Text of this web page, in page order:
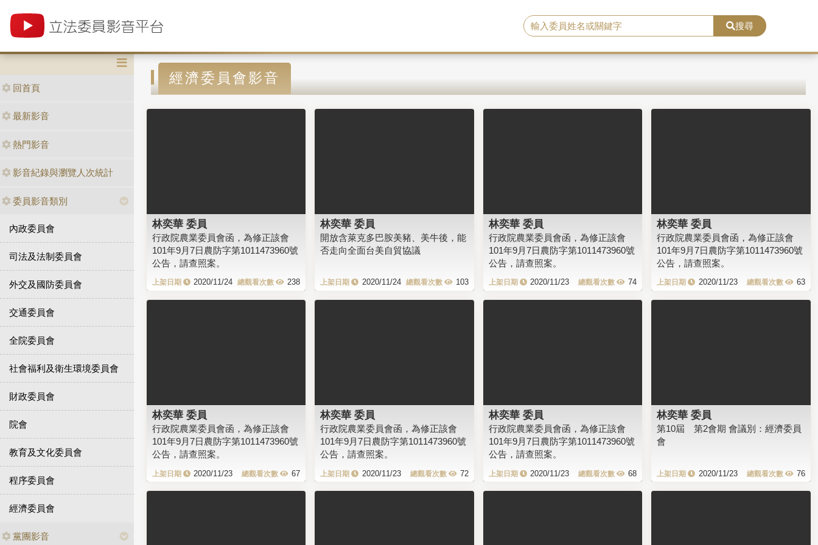
搜尋
回首頁
最新影音
熱門影音
影音紀錄與瀏覽人次統計
委員影音類別
內政委員會
司法及法制委員會
外交及國防委員會
交通委員會
全院委員會
社會福利及衛生環境委員會
財政委員會
院會
教育及文化委員會
程序委員會
經濟委員會
黨團影音
經濟委員會影音
林奕華 委員
行政院農業委員會函，為修正該會
101年9月7日農防字第1011473960號
公告，請查照案。
2020/11/24 238
林奕華 委員
開放含萊克多巴胺美豬、美牛後，能
否走向全面台美自貿協議
2020/11/24 103
林奕華 委員
行政院農業委員會函，為修正該會
101年9月7日農防字第1011473960號
公告，請查照案。
2020/11/23 74
林奕華 委員
行政院農業委員會函，為修正該會
101年9月7日農防字第1011473960號
公告，請查照案。
2020/11/23 63
林奕華 委員
行政院農業委員會函，為修正該會
101年9月7日農防字第1011473960號
公告，請查照案。
2020/11/23 67
林奕華 委員
行政院農業委員會函，為修正該會
101年9月7日農防字第1011473960號
公告，請查照案。
2020/11/23 72
林奕華 委員
行政院農業委員會函，為修正該會
101年9月7日農防字第1011473960號
公告，請查照案。
2020/11/23 68
林奕華 委員
第10屆 第2會期 會議別：經濟委員
會
2020/11/23 76